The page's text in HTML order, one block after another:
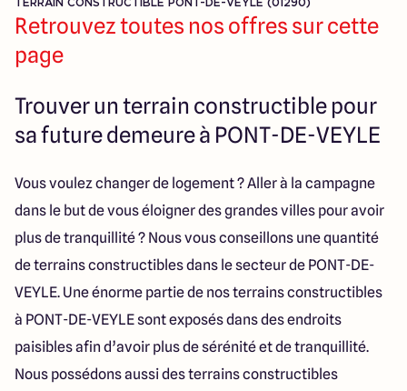
Maisons ARLOGIS Macon
112 Route de Lyon
71000 Mâcon
4.3 4.6
TERRAIN CONSTRUCTIBLE PONT-DE-VEYLE (01290)
Retrouvez toutes nos offres sur cette
page
Trouver un terrain constructible pour
sa future demeure à PONT-DE-VEYLE
Vous voulez changer de logement ? Aller à la campagne
dans le but de vous éloigner des grandes villes pour avoir
plus de tranquillité ? Nous vous conseillons une quantité
de terrains constructibles dans le secteur de PONT-DE-
VEYLE. Une énorme partie de nos terrains constructibles
à PONT-DE-VEYLE sont exposés dans des endroits
paisibles afin d’avoir plus de sérénité et de tranquillité.
Nous possédons aussi des terrains constructibles